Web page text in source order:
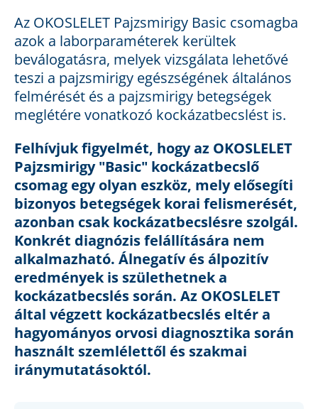
Az OKOSLELET Pajzsmirigy Basic csomagba
azok a laborparaméterek kerültek
beválogatásra, melyek vizsgálata lehetővé
teszi a pajzsmirigy egészségének általános
felmérését és a pajzsmirigy betegségek
meglétére vonatkozó kockázatbecslést is.
Felhívjuk figyelmét, hogy az OKOSLELET
Pajzsmirigy"Basic" kockázatbecslő
csomag egy olyan eszköz, mely elősegíti
bizonyos betegségek korai felismerését,
azonban csak kockázatbecslésre szolgál.
Konkrét diagnózis felállítására nem
alkalmazható. Álnegatív és álpozitív
eredmények is születhetnek a
kockázatbecslés során. Az OKOSLELET
által végzett kockázatbecslés eltér a
hagyományos orvosi diagnosztika során
használt szemlélettől és szakmai
iránymutatásoktól.